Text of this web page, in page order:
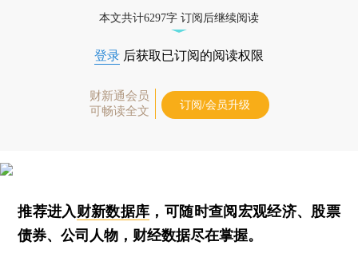
本文共计6297字 订阅后继续阅读
登录 后获取已订阅的阅读权限
财新通会员
可畅读全文
订阅/会员升级
推荐进入财新数据库 ，可随时查阅宏观经济、股票
债券、公司人物，财经数据尽在掌握。